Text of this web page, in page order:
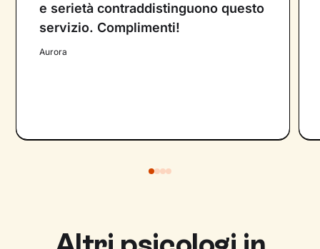
e serietà contraddistinguono questo
servizio. Complimenti!
Aurora